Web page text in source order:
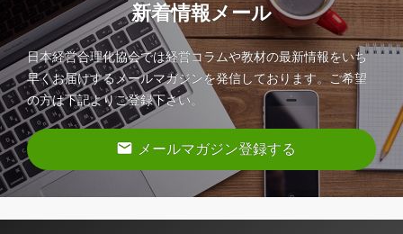
新着情報メール
日本経営合理化協会では経営コラムや教材の最新情報をいち
早くお届けするメールマガジンを発信しております。ご希望
の方は下記よりご登録下さい。
email メールマガジン登録する